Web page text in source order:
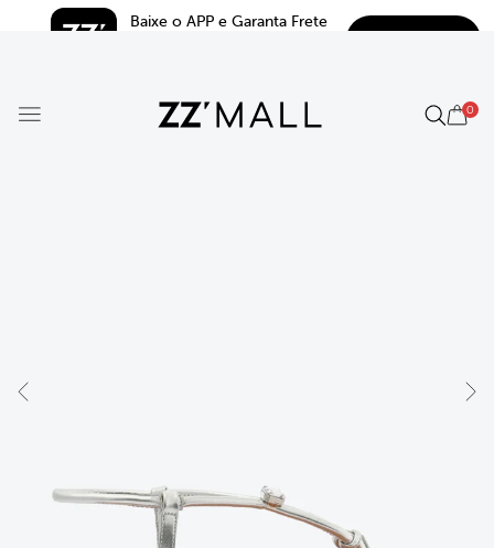
Baixe o APP e Garanta Frete
0